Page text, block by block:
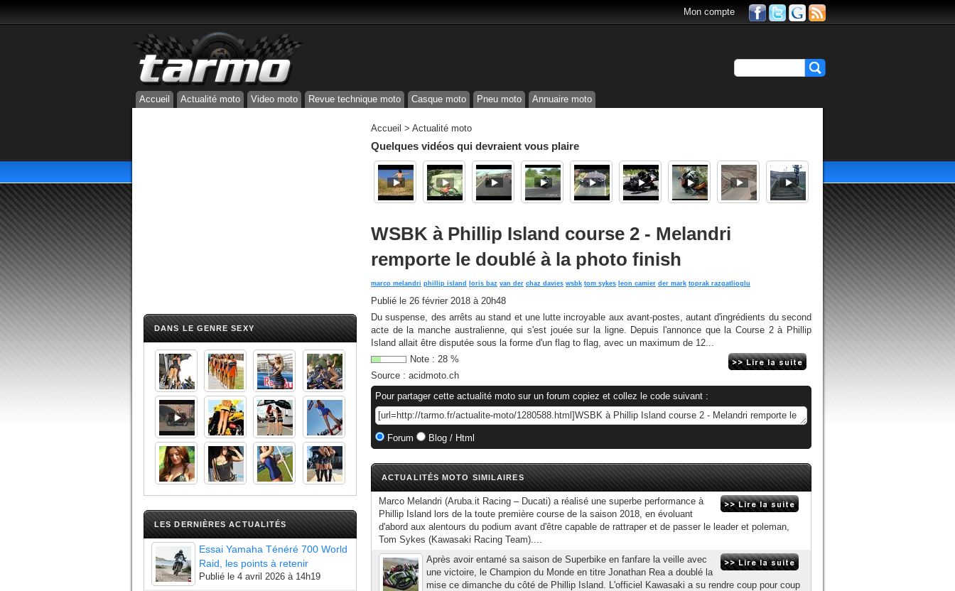
Mon compte
Accueil Actualité moto Video moto Revue technique moto Casque moto Pneu moto Annuaire moto
DANS LE GENRE SEXY
LES DERNIÈRES ACTUALITÉS
Essai Yamaha Ténéré 700 World
Raid, les points à retenir
Publié le 4 avril 2026 à 14h19
Accueil > Actualité moto
Quelques vidéos qui devraient vous plaire
WSBK à Phillip Island course 2 - Melandri
remporte le doublé à la photo finish
marco melandri phillip island loris baz van der chaz davies wsbk tom sykes leon camier der mark toprak razgatlioglu
Publié le 26 février 2018 à 20h48
Du suspense, des arrêts au stand et une lutte incroyable aux avant-postes, autant d'ingrédients du second
acte de la manche australienne, qui s'est jouée sur la ligne. Depuis l'annonce que la Course 2 à Phillip
Island allait être disputée sous la forme d'un flag to flag, avec un maximum de 12...
Note : 28 %
Source : acidmoto.ch
Pour partager cette actualité moto sur un forum copiez et collez le code suivant :
Forum Blog / Html
ACTUALITÉS MOTO SIMILAIRES
Marco Melandri (Aruba.it Racing – Ducati) a réalisé une superbe performance à
Phillip Island lors de la toute première course de la saison 2018, en évoluant
d'abord aux alentours du podium avant d'être capable de rattraper et de passer le leader et poleman,
Tom Sykes (Kawasaki Racing Team)....
Après avoir entamé sa saison de Superbike en fanfare la veille avec
une victoire, le Champion du Monde en titre Jonathan Rea a doublé la
mise ce dimanche du côté de Phillip Island. L'officiel Kawasaki a su rendre coup pour coup